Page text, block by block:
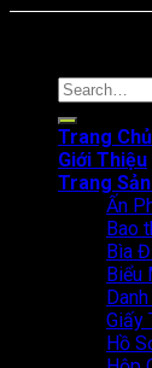
Search
Trang Chủ
Giới Thiệu
Trang
Ấn
Bao
Bìa
Biểu
Giấy
Hồ